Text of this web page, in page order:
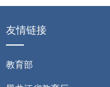
友情链接
教育部